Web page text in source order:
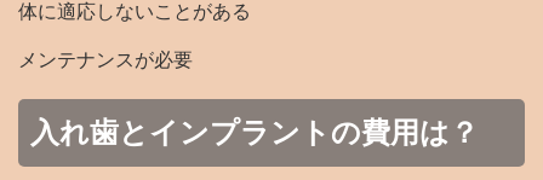
体に適応しないことがある
メンテナンスが必要
入れ歯とインプラントの費用は？